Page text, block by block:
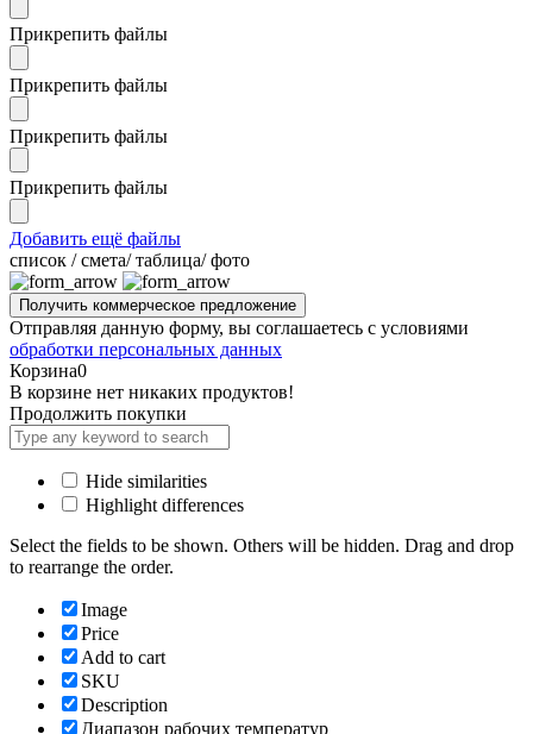
Прикрепить файлы
Прикрепить файлы
Прикрепить файлы
Прикрепить файлы
Добавить ещё файлы
cписок / смета/ таблица/ фото
Отправляя данную форму, вы соглашаетесь с условиями
обработки персональных данных
Корзина0
В корзине нет никаких продуктов!
Продолжить покупки
Hide similarities
Highlight differences
Select the fields to be shown. Others will be hidden. Drag and drop
to rearrange the order.
Image
Price
Add to cart
SKU
Description
Диапазон рабочих температур